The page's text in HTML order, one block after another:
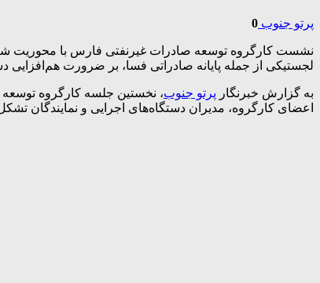
پرتو جنوب 0
لجستیکی از جمله پایانه صادراتی فسا، بر ضرورت
به گزارش خبرنگار پرتو جنوب، نخستین جلسه کارگروه
اعضای کارگروه، مدیران دستگاه‌های اجرایی و نمایندگان